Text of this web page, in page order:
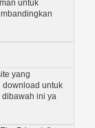
untuk
yang
download untuk
dibawah ini ya